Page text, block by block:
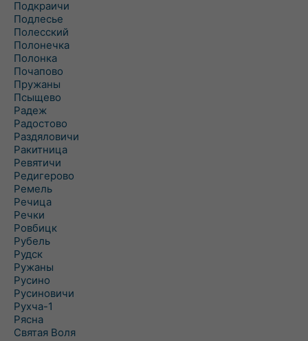
Подкраичи
Подлесье
Полесский
Полонечка
Полонка
Почапово
Пружаны
Псыщево
Радеж
Радостово
Раздяловичи
Ракитница
Ревятичи
Редигерово
Ремель
Речица
Речки
Ровбицк
Рубель
Рудск
Ружаны
Русино
Русиновичи
Рухча-1
Рясна
Святая Воля